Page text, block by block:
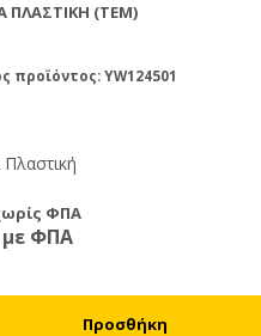
ΠΛΑΣΤΙΚΉ (ΤΕΜ)
προϊόντος: YW124501
ΦΠΑ
με ΦΠΑ